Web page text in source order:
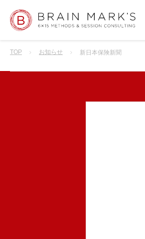
TOP お知らせ 新日本保険新聞